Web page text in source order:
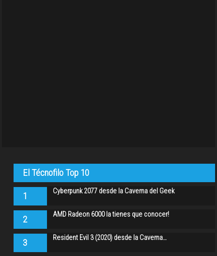
El Técnofilo Top 10
1 Cyberpunk 2077 desde la Caverna del Geek
2 AMD Radeon 6000 la tienes que conocer!
3 Resident Evil 3 (2020) desde la Caverna…